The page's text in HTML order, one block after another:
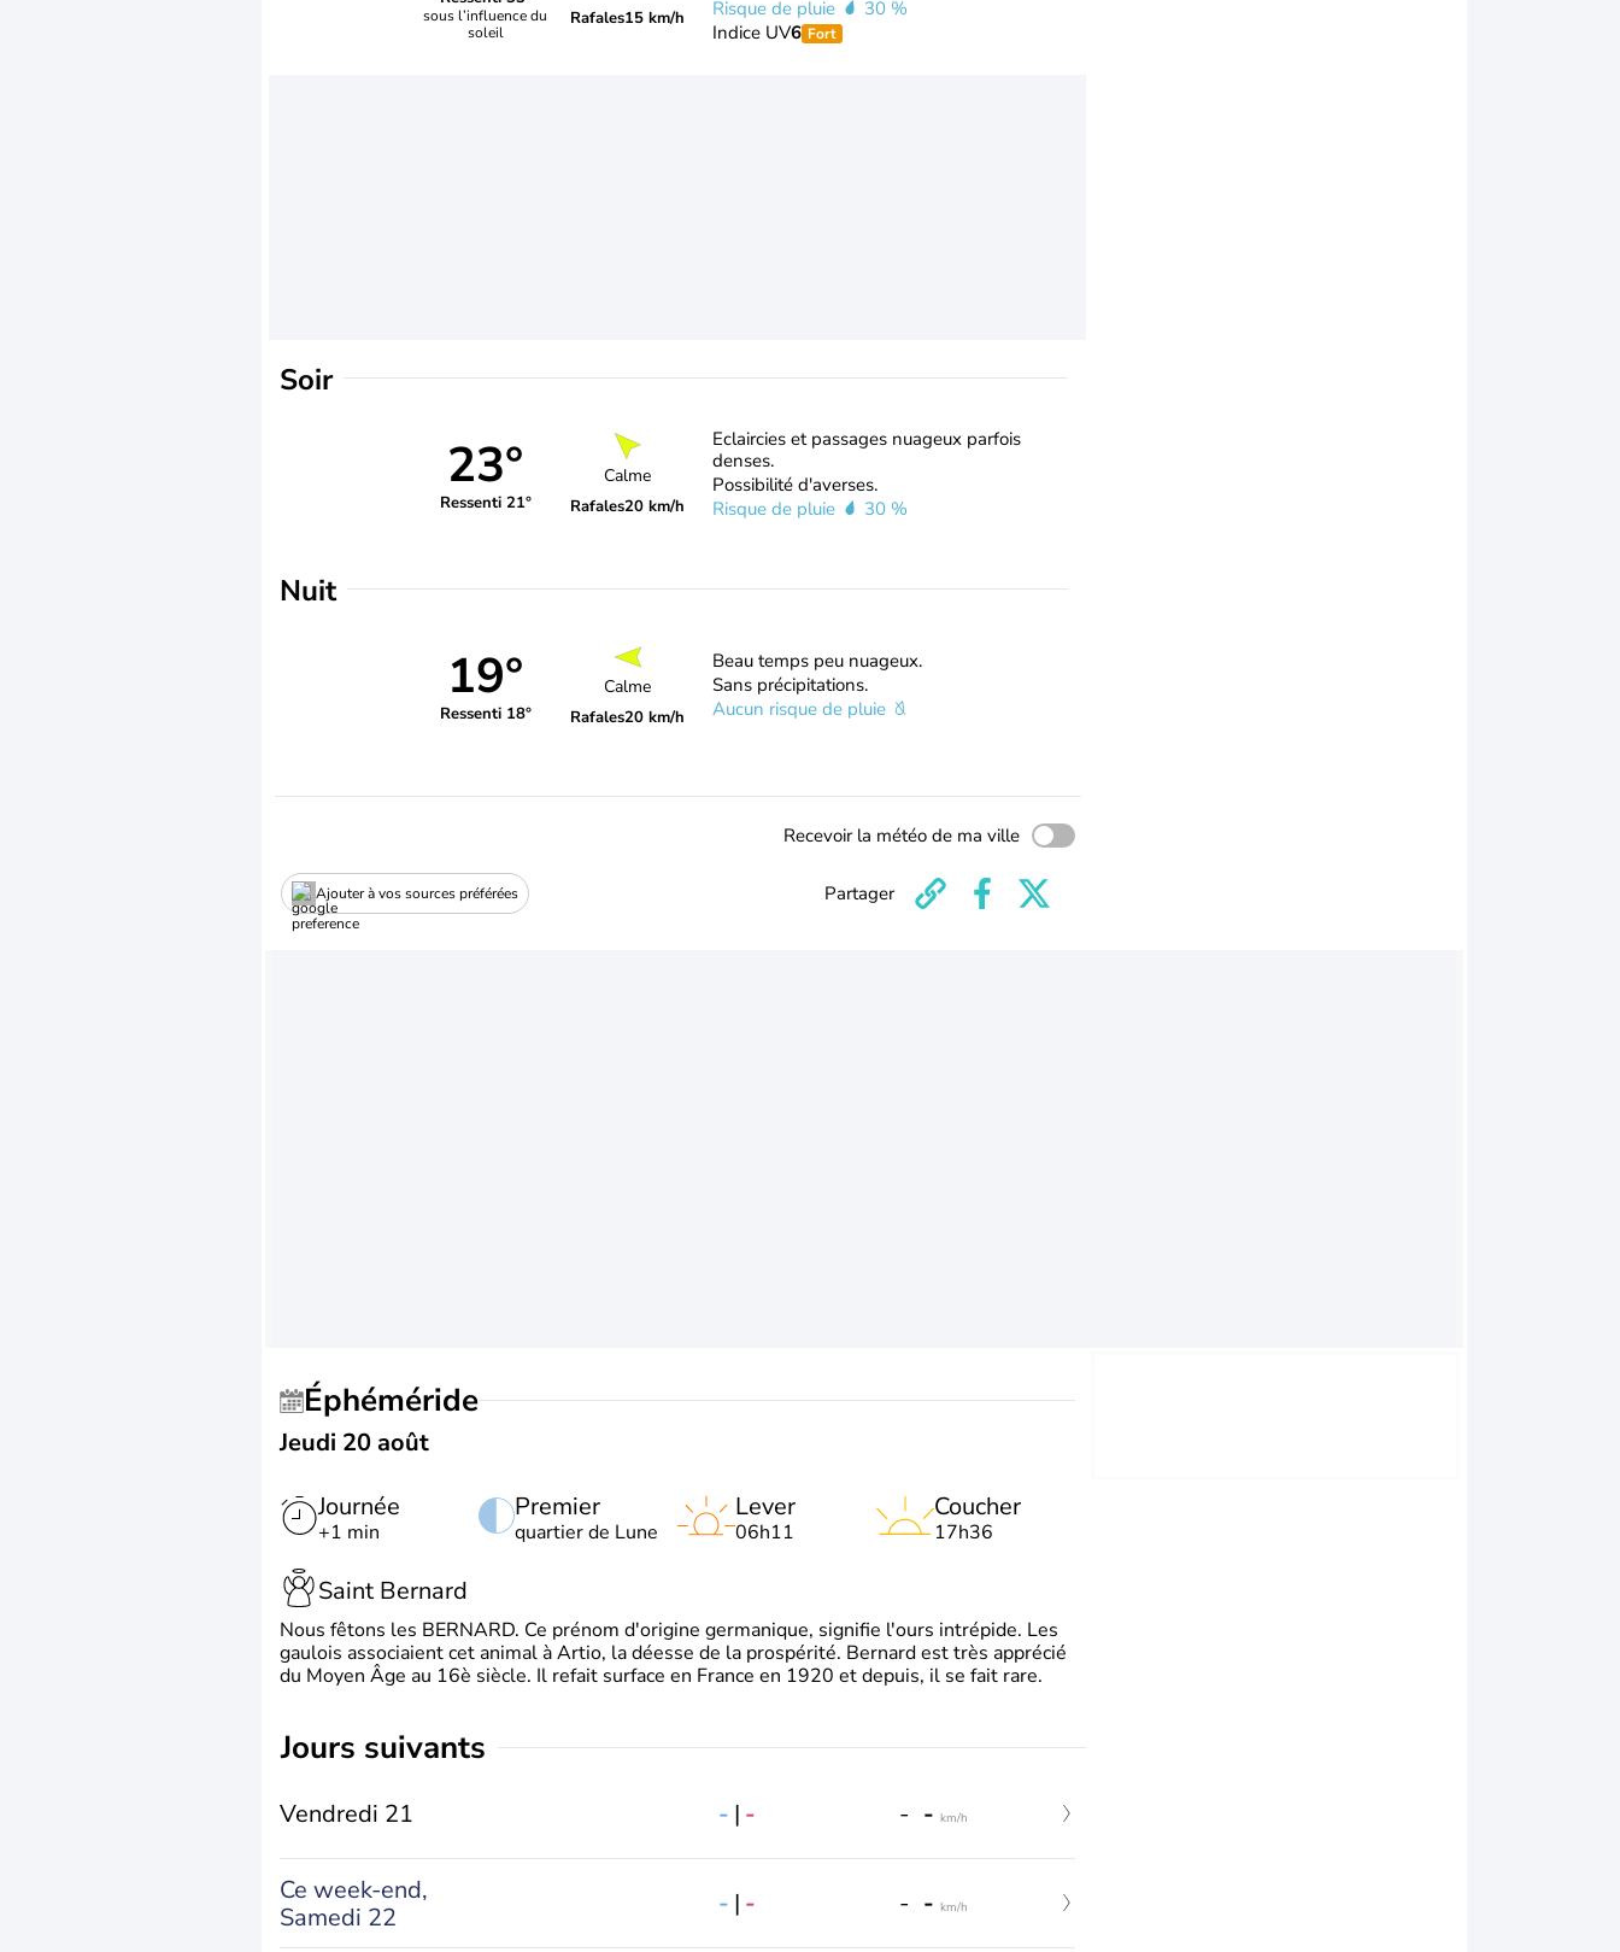
sous l’influence du
soleil
Rafales15 km/h
Risque de pluie
30 %
Indice UV6 Fort
Soir
23°
Ressenti 21°
Calme
Rafales20 km/h
Eclaircies et passages nuageux parfois
denses.
Possibilité d'averses.
Risque de pluie
30 %
Nuit
19°
Ressenti 18°
Calme
Rafales20 km/h
Beau temps peu nuageux.
Sans précipitations.
Aucun risque de pluie
Recevoir la météo de ma ville
Ajouter à vos sources préférées Partager
Éphéméride
Jeudi 20 août
Journée
+1 min
Premier
quartier de Lune
Lever
06h11
Coucher
17h36
Saint Bernard
Nous fêtons les BERNARD. Ce prénom d'origine germanique, signifie l'ours intrépide. Les
gaulois associaient cet animal à Artio, la déesse de la prospérité. Bernard est très apprécié
du Moyen Âge au 16è siècle. Il refait surface en France en 1920 et depuis, il se fait rare.
jours suivants
Vendredi 21 - | - - - km/h
Ce week-end,
Samedi 22
- | - - - km/h